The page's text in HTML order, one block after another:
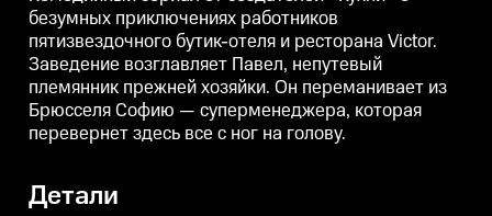
безумных приключениях работников
пятизвездочного бутик-отеля и ресторана Victor.
Заведение возглавляет Павел, непутевый
племянник прежней хозяйки. Он переманивает из
Брюсселя Софию — суперменеджера, которая
перевернет здесь все с ног на голову.
Детали